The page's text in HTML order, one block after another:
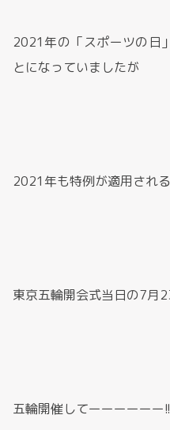
2021年の「スポーツの日
とになっていましたが
2021年も特例が適用され
東京五輪開会式当日の7月
五輪開催してーーーーーー!!